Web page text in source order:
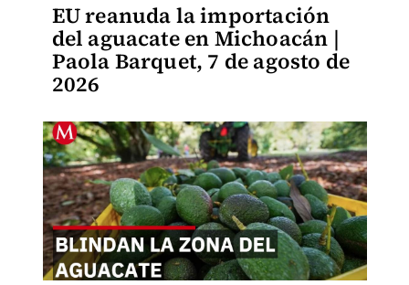
EU reanuda la importación
del aguacate en Michoacán |
Paola Barquet, 7 de agosto de
2026